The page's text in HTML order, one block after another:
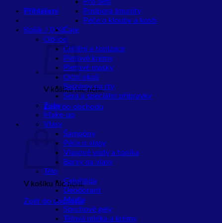
Přihlášení
Košík / 0Kč
V košíku nic není.
Zpět do obchodu
Košík
V košíku nic není.
Zpět do obchodu
Podpora Imunity
Péče o klouby a kosti
Čaje
Obličej
Čištění a tonizace
Pleťové krémy
Pleťové masky
Oční okolí
Balzámy na rty
Séra a speciální přípravky
Zuby
Make-up
Vlasy
Šampóny
Péče o vlasy
Vlasové vody a tonika
Barvy na vlasy
Tělo
Celulitida
Deodorant
Mýdla
Sprchové gely
Tělová mléka a krémy